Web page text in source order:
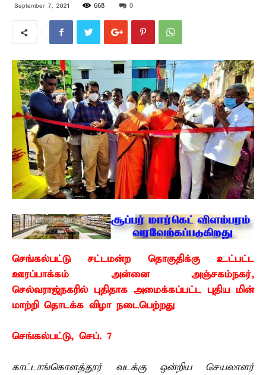
September 7, 2021 668 0
செங்கல்பட்டு சட்டமன்ற தொகுதிக்கு உட்பட்ட
ஊரப்பாக்கம் அன்னை அஞ்சகம்நகர்,
செல்வராஜ்நகரில் புதிதாக அமைக்கப்பட்ட புதிய மின்
மாற்றி தொடக்க விழா நடைபெற்றது
செங்கல்பட்டு, செப். 7 –
காட்டாங்கொளத்தூர் வடக்கு ஒன்றிய செயலாளர்